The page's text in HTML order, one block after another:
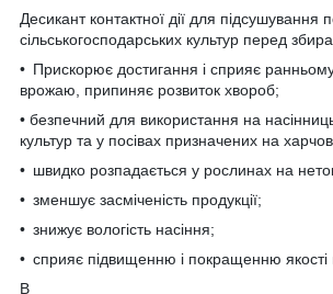
Десикант контактної дії для підсушування
сільськогосподарських культур перед
• Прискорює достигання і сприяє
врожаю, припиняє розвиток хвороб;
• безпечний для використання на
культур та у посівах призначених на харчові
• швидко розпадається у рослинах на
• зменшує засміченість продукції;
• знижує вологість насіння;
• сприяє підвищенню і покращенню
В